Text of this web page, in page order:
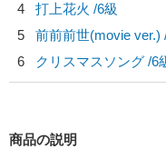
4
打上花火 /6級
5
前前前世(movie ver.)
6
クリスマスソング /6
商品の説明